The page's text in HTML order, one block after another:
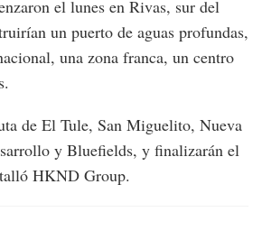
el lunes en Rivas, sur del
un puerto de aguas profundas,
una zona franca, un centro
de El Tule, San Miguelito, Nueva
y Bluefields, y finalizarán el
HKND Group.